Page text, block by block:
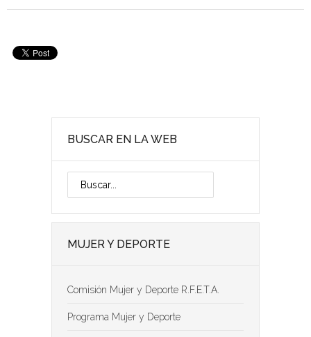
BUSCAR EN LA WEB
MUJER Y DEPORTE
Comisión Mujer y Deporte R.F.E.T.A.
Programa Mujer y Deporte